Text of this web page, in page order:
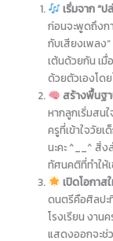
เริ่มจาก “
ก่อนจะพูดถึงก
กับเสียงเพลง
เต้นด้วยกัน เมื่
ด้วยตัวเองโด
สร้างพื้นฐ
หากลูกเริ่มสน
ครูที่เข้าใจวัยเ
นะคะ ^__^ สิ่ง
ทัศนคติที่ทำให้
เปิดโอกาส
ดนตรีคือศิลปะ
โรงเรียน งาน
แสดงออกจะช่